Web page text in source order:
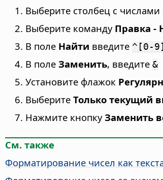
Выберите столбец с
Выберите команду Правка -
В поле Найти введите ^[0-9]
В поле Заменить, введите &
Установите флажок
Выберите Только текущий
Нажмите кнопку Заменить
См. также
Форматирование чисел как